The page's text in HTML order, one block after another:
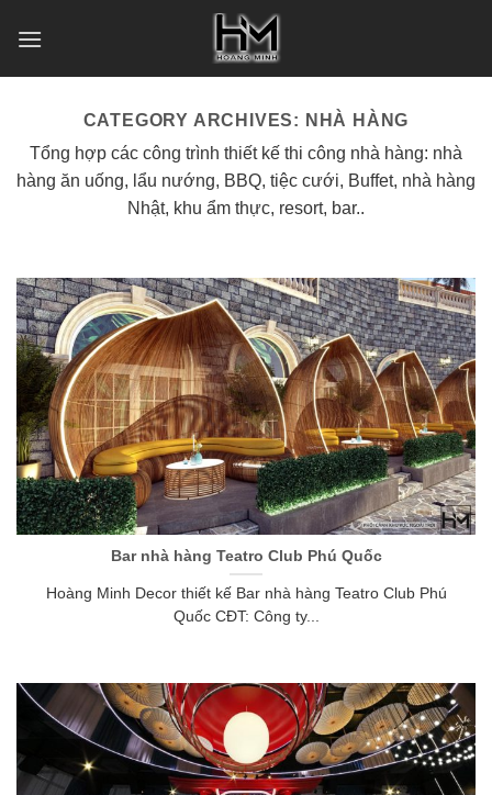
CATEGORY ARCHIVES: NHÀ HÀNG
Tổng hợp các công trình thiết kế thi công nhà hàng: nhà
hàng ăn uống, lẩu nướng, BBQ, tiệc cưới, Buffet, nhà hàng
Nhật, khu ẩm thực, resort, bar..
Bar nhà hàng Teatro Club Phú Quốc
Hoàng Minh Decor thiết kế Bar nhà hàng Teatro Club Phú
Quốc CĐT: Công ty...